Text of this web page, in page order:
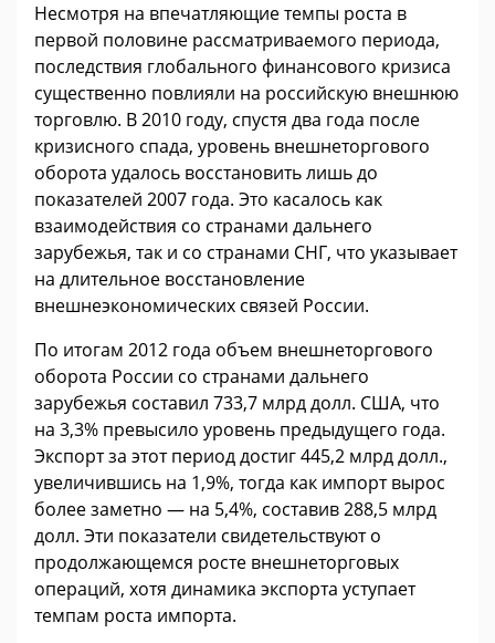
Несмотря на впечатляющие темпы роста в
первой половине рассматриваемого периода,
последствия глобального финансового кризиса
существенно повлияли на российскую внешнюю
торговлю. В 2010 году, спустя два года после
кризисного спада, уровень внешнеторгового
оборота удалось восстановить лишь до
показателей 2007 года. Это касалось как
взаимодействия со странами дальнего
зарубежья, так и со странами СНГ, что указывает
на длительное восстановление
внешнеэкономических связей России.
По итогам 2012 года объем внешнеторгового
оборота России со странами дальнего
зарубежья составил 733,7 млрд долл. США, что
на 3,3% превысило уровень предыдущего года.
Экспорт за этот период достиг 445,2 млрд долл.,
увеличившись на 1,9%, тогда как импорт вырос
более заметно — на 5,4%, составив 288,5 млрд
долл. Эти показатели свидетельствуют о
продолжающемся росте внешнеторговых
операций, хотя динамика экспорта уступает
темпам роста импорта.